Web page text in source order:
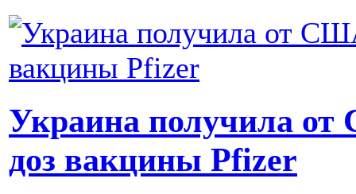
Украина получила
доз вакцины Pfizer